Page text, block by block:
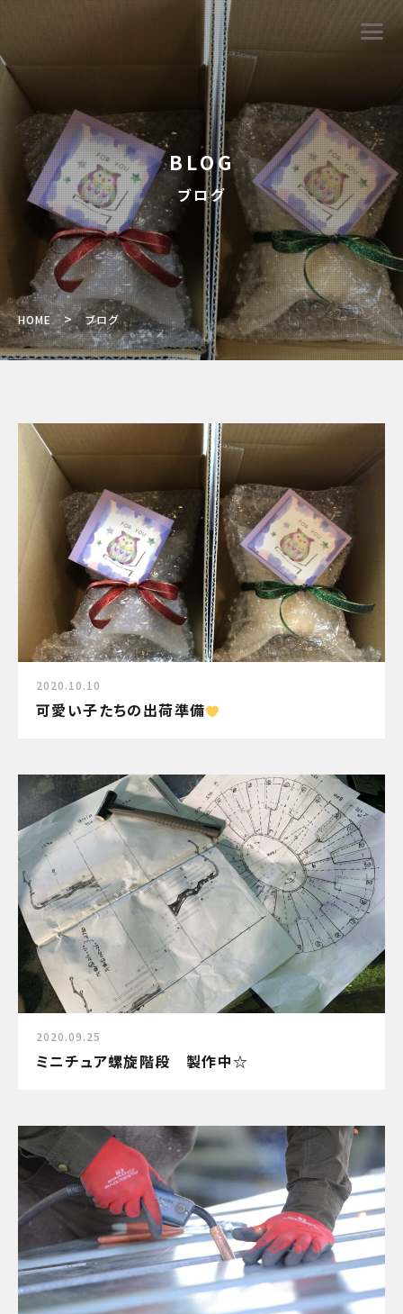
HOME > ブログ
BLOG
ブログ
2020.10.10
可愛い子たちの出荷準備
2020.09.25
ミニチュア螺旋階段 製作中☆